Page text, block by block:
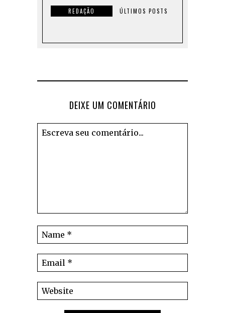
REDAÇÃO ÚLTIMOS POSTS
DEIXE UM COMENTÁRIO